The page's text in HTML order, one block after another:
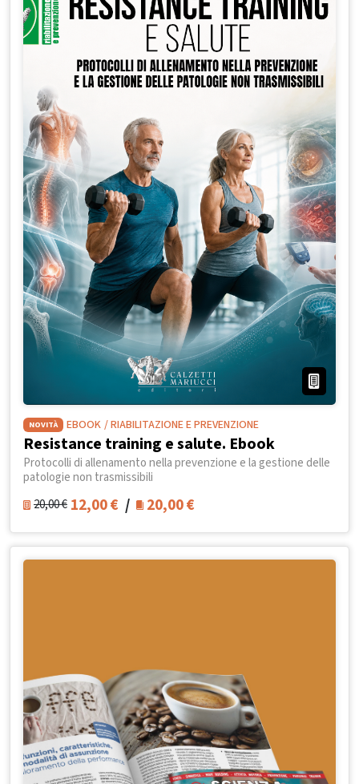
NOVITÀ EBOOK / RIABILITAZIONE E PREVENZIONE
Resistance training e salute. Ebook
Protocolli di allenamento nella prevenzione e la gestione delle
patologie non trasmissibili
20,00€ 12,00€ / 20,00€